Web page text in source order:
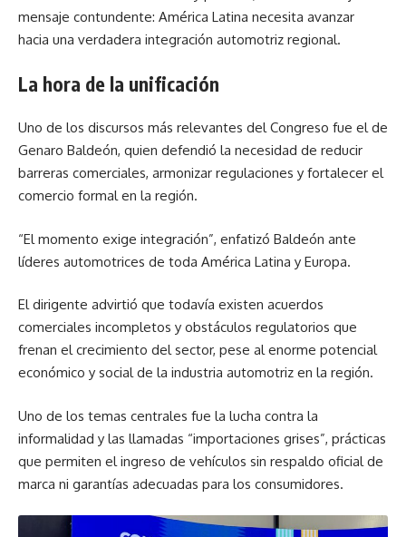
mensaje contundente: América Latina necesita avanzar
hacia una verdadera integración automotriz regional.
La hora de la unificación
Uno de los discursos más relevantes del Congreso fue el de
Genaro Baldeón, quien defendió la necesidad de reducir
barreras comerciales, armonizar regulaciones y fortalecer el
comercio formal en la región.
“El momento exige integración”, enfatizó Baldeón ante
líderes automotrices de toda América Latina y Europa.
El dirigente advirtió que todavía existen acuerdos
comerciales incompletos y obstáculos regulatorios que
frenan el crecimiento del sector, pese al enorme potencial
económico y social de la industria automotriz en la región.
Uno de los temas centrales fue la lucha contra la
informalidad y las llamadas “importaciones grises”, prácticas
que permiten el ingreso de vehículos sin respaldo oficial de
marca ni garantías adecuadas para los consumidores.